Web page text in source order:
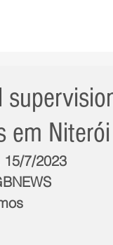
em Niterói
15/7/2023